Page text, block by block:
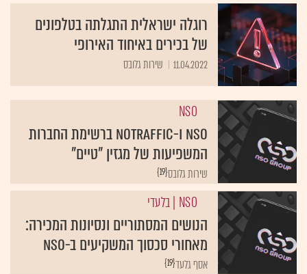
רוגלה ישראלית התגלתה בטלפונים
של בכירים באיחוד האירופי
11.04.2022 שירות גלובס
NSO
NSO ו-NoTraffic ברשימת החברות
המשפיעות של מגזין "טיים"
{19}שירות גלובס
NSO | בלעדי
הנושים המסתוריים ונסיונות המכירה:
מאחורי סכסוך המשקיעים ב-NSO
{19}אסף גלעד